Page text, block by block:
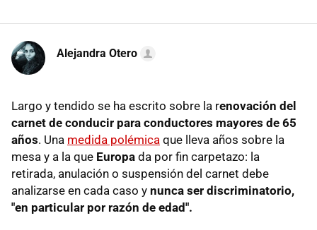
Alejandra Otero
Largo y tendido se ha escrito sobre la renovación del
carnet de conducir para conductores mayores de 65
años. Una medida polémica que lleva años sobre la
mesa y a la que Europa da por fin carpetazo: la
retirada, anulación o suspensión del carnet debe
analizarse en cada caso y nunca ser discriminatorio,
"en particular por razón de edad".